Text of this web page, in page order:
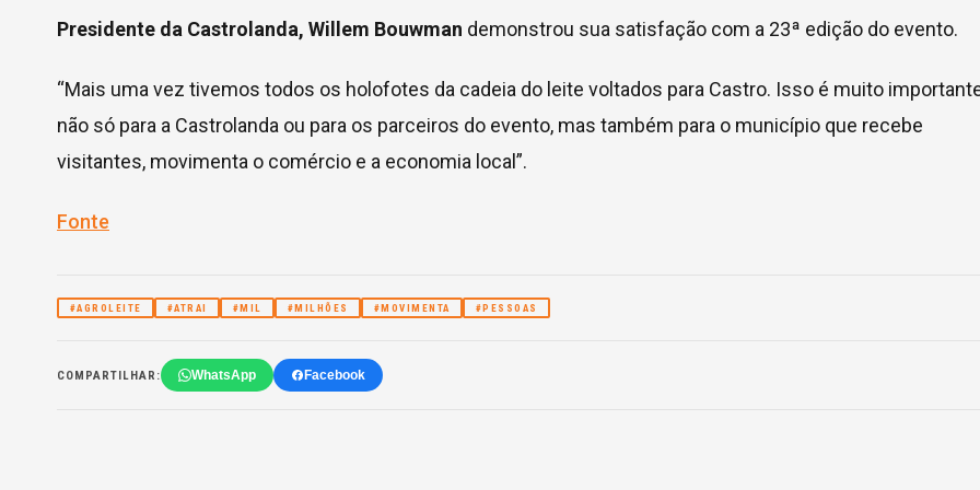
Presidente da Castrolanda, Willem Bouwman demonstrou sua satisfação com a 23ª edição do evento.
“Mais uma vez tivemos todos os holofotes da cadeia do leite voltados para Castro. Isso é muito
não só para a Castrolanda ou para os parceiros do evento, mas também para o município que recebe
visitantes, movimenta o comércio e a economia local”.
Fonte
#AGROLEITE #ATRAI #MIL #MILHÕES #MOVIMENTA #PESSOAS
COMPARTILHAR: WhatsApp Facebook